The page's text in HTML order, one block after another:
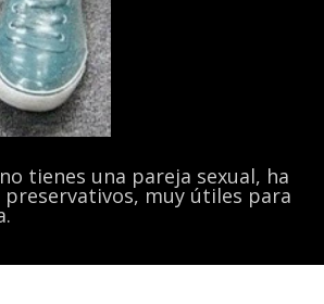
tienes una pareja sexual, ha
muy útiles para